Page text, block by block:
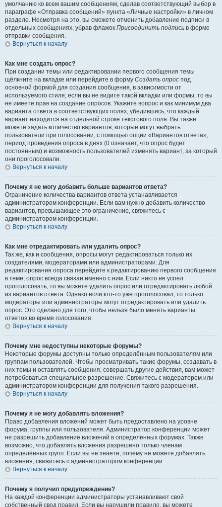
умолчанию ко всем вашим сообщениям, сделав соответствующий выбор в
параграфе «Отправка сообщений» пункта «Личные настройки» в личном
разделе. Несмотря на это, вы сможете отменить добавление подписи в
отдельных сообщениях, убрав флажок Присоединить подпись в форме
отправки сообщения.
Вернуться к началу
Как мне создать опрос?
При создании темы или редактировании первого сообщения темы
щёлкните на вкладке или перейдите в форму Создать опрос под
основной формой для создания сообщения, в зависимости от
используемого стиля; если вы не видите такой вкладки или формы, то вы
не имеете прав на создание опросов. Укажите вопрос и как минимум два
варианта ответа в соответствующих полях, убедившись, что каждый
вариант находится на отдельной строке текстового поля. Вы также
можете задать количество вариантов, которые могут выбрать
пользователи при голосовании, с помощью опции «Вариантов ответа»,
период проведения опроса в днях (0 означает, что опрос будет
постоянным) и возможность пользователей изменять вариант, за который
они проголосовали.
Вернуться к началу
Почему я не могу добавить больше вариантов ответа?
Ограничение количества вариантов ответа устанавливается
администратором конференции. Если вам нужно добавить количество
вариантов, превышающее это ограничение, свяжитесь с
администратором конференции.
Вернуться к началу
Как мне отредактировать или удалить опрос?
Так же, как и сообщения, опросы могут редактироваться только их
создателями, модераторами или администраторами. Для
редактирования опроса перейдите к редактированию первого сообщения
в теме; опрос всегда связан именно с ним. Если никто не успел
проголосовать, то вы можете удалить опрос или отредактировать любой
из вариантов ответа. Однако если кто-то уже проголосовал, то только
модераторы или администраторы могут отредактировать или удалить
опрос. Это сделано для того, чтобы нельзя было менять варианты
ответов во время голосования.
Вернуться к началу
Почему мне недоступны некоторые форумы?
Некоторые форумы доступны только определённым пользователям или
группам пользователей. Чтобы просматривать такие форумы, создавать в
них темы и оставлять сообщения, совершать другие действия, вам может
потребоваться специальное разрешение. Свяжитесь с модератором или
администратором конференции для получения такого разрешения.
Вернуться к началу
Почему я не могу добавлять вложения?
Право добавления вложений может быть предоставлено на уровне
форума, группы или пользователя. Администратор конференции может
не разрешить добавление вложений в определённых форумах. Также
возможно, что добавлять вложения разрешено только членам
определённых групп. Если вы не знаете, почему не можете добавлять
вложения, свяжитесь с администратором конференции.
Вернуться к началу
Почему я получил предупреждение?
На каждой конференции администраторы устанавливают свой
собственный свод правил. Если вы нарушили правило, вы можете